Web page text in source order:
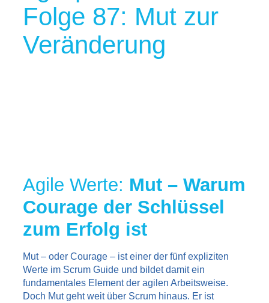
Folge 87: Mut zur
Veränderung
Agile Werte: Mut – Warum
Courage der Schlüssel
zum Erfolg ist
Mut – oder Courage – ist einer der fünf expliziten
Werte im Scrum Guide und bildet damit ein
fundamentales Element der agilen Arbeitsweise.
Doch Mut geht weit über Scrum hinaus. Er ist